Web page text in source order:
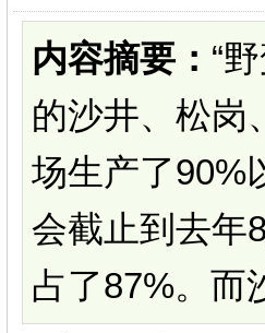
内容摘要： “
的沙井、松岗
场生产了90%
会截止到去年
占了87%。而